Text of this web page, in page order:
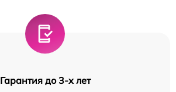
Гарантия до 3-х лет